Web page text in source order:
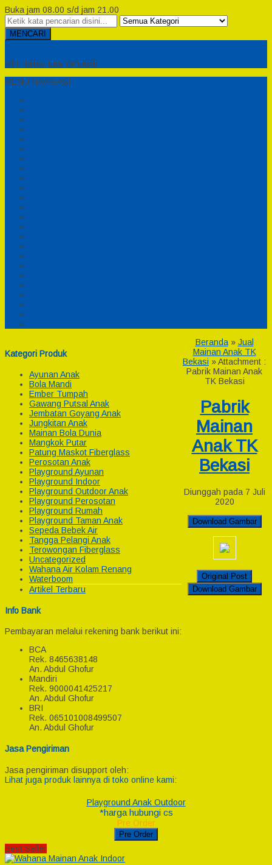
Buka jam 08.00 s/d jam 21.00
MENCARI
Min Haitsu Laa Yahtasib
MENU NAVIGASI
Kategori Produk
Ayunan Anak
Bola Mandi
Ember Tumpah
Gawang Putsal Anak
Jembatan Goyang Anak
Jungkitan Anak
Mainan Bola Dunia
Mangkok Putar
Patung Maskot Fiberglass
Perosotan Anak
Playground Ayunan
Playground Indoor
Playground Outdoor Anak
Playground Perosotan
Playground Rumah
Playground Taman Anak
Sepeda Bebek Air
Tangga Pelangi Anak
Terowongan Fiberglass
Uncategorized
Wahana Air Kolam Renang
Waterboom
Artikel Terbaru
Info Bank
Pembayaran melalui rekening bank berikut ini:
BCA
Rek. 8465638148
An. Abdul Ghofur
Mandiri
Rek. 9000041425217
An. Abdul Ghofur
BRI
Rek. 065101008499507
An. Abdul Ghofur
Jasa Pengiriman
Jasa pengiriman disupport oleh:
Beranda» Jual
Mainan Anak TK
Bekasi » Attachment :
Pabrik Mainan Anak
TK Bekasi
Pabrik
Mainan
Anak TK
Bekasi
Diunggah pada 7 Juli
2020
Download Gambar
Original Post
Download Gambar
Lihat juga produk lainnya di toko online kami:
Playground Anak Outdoor
*harga hubungi cs
Pre Order
Pre Order
Best Seller